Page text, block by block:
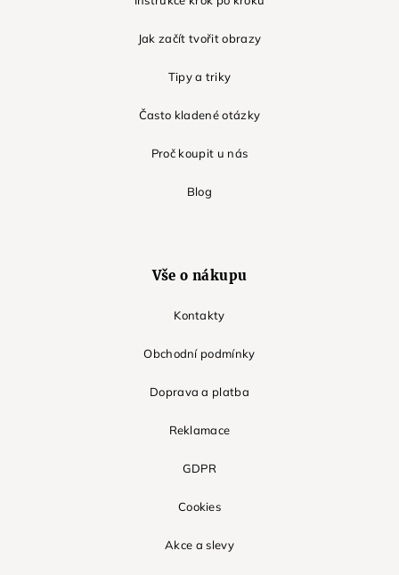
Jak začít tvořit obrazy
Tipy a triky
Často kladené otázky
Proč koupit u nás
Blog
Vše o nákupu
Kontakty
Obchodní podmínky
Doprava a platba
Reklamace
GDPR
Cookies
Akce a slevy